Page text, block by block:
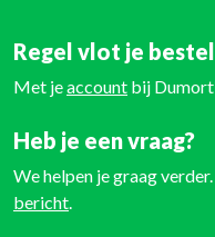
Regel vlot je
Met jeaccount bij
Heb je een vraag?
We helpen je graag
bericht.